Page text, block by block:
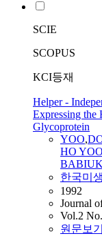
SCIE
SCOPUS
KCI등재
Helper -
Expressing the
Glycoprotein
YOO,
HO
한국미
1992
Journal
Vol.2
원문보기